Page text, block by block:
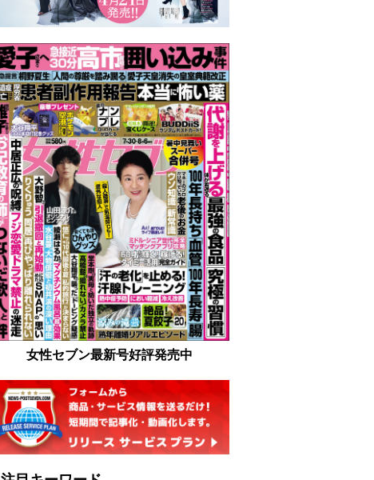
女性セブン最新号好評発売中